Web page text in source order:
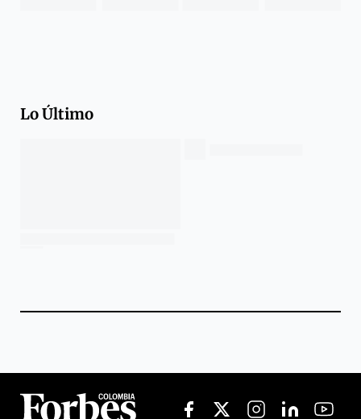
Lo Último